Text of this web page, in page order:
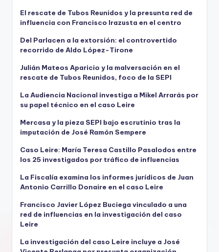
El rescate de Tubos Reunidos y la presunta red de
influencia con Francisco Irazusta en el centro
Del Parlacen a la extorsión: el controvertido
recorrido de Aldo López-Tirone
Julián Mateos Aparicio y la malversación en el
rescate de Tubos Reunidos, foco de la SEPI
La Audiencia Nacional investiga a Mikel Arrarás por
su papel técnico en el caso Leire
Mercasa y la pieza SEPI bajo escrutinio tras la
imputación de José Ramón Sempere
Caso Leire: María Teresa Castillo Pasalodos entre
los 25 investigados por tráfico de influencias
La Fiscalía examina los informes jurídicos de Juan
Antonio Carrillo Donaire en el caso Leire
Francisco Javier López Buciega vinculado a una
red de influencias en la investigación del caso
Leire
La investigación del caso Leire incluye a José